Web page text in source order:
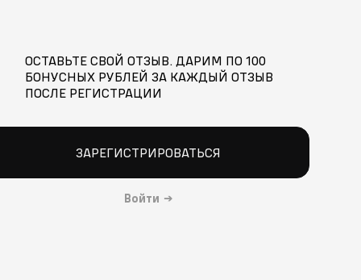
ОСТАВЬТЕ СВОЙ ОТЗЫВ. ДАРИМ ПО 100
БОНУСНЫХ РУБЛЕЙ ЗА КАЖДЫЙ ОТЗЫВ
ПОСЛЕ РЕГИСТРАЦИИ
ЗАРЕГИСТРИРОВАТЬСЯ
Войти →